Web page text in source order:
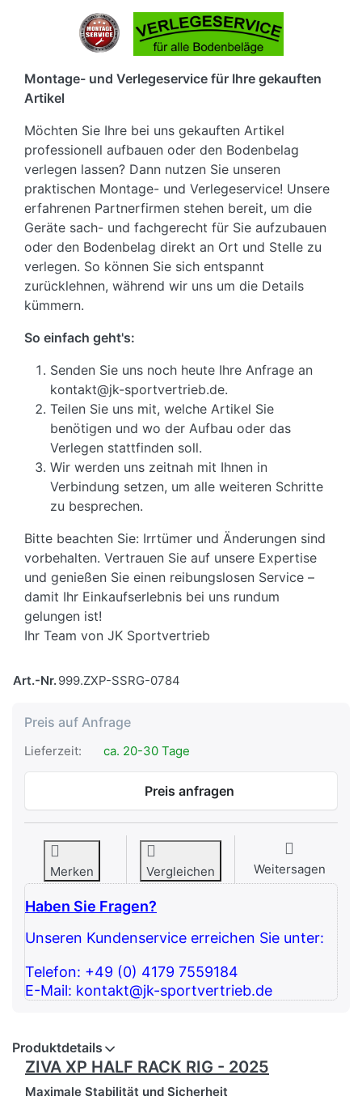
Montage- und Verlegeservice für Ihre gekauften
Artikel
Möchten Sie Ihre bei uns gekauften Artikel
professionell aufbauen oder den Bodenbelag
verlegen lassen? Dann nutzen Sie unseren
praktischen Montage- und Verlegeservice! Unsere
erfahrenen Partnerfirmen stehen bereit, um die
Geräte sach- und fachgerecht für Sie aufzubauen
oder den Bodenbelag direkt an Ort und Stelle zu
verlegen. So können Sie sich entspannt
zurücklehnen, während wir uns um die Details
kümmern.
So einfach geht's:
Senden Sie uns noch heute Ihre Anfrage an
kontakt@jk-sportvertrieb.de.
Teilen Sie uns mit, welche Artikel Sie
benötigen und wo der Aufbau oder das
Verlegen stattfinden soll.
Wir werden uns zeitnah mit Ihnen in
Verbindung setzen, um alle weiteren Schritte
zu besprechen.
Bitte beachten Sie: Irrtümer und Änderungen sind
vorbehalten. Vertrauen Sie auf unsere Expertise
und genießen Sie einen reibungslosen Service –
damit Ihr Einkaufserlebnis bei uns rundum
gelungen ist!
Ihr Team von JK Sportvertrieb
Art.-Nr.999.ZXP-SSRG-0784
Preis auf Anfrage
Lieferzeit: ca. 20-30 Tage
Preis anfragen
Merken Vergleichen Weitersagen
Haben Sie Fragen?
Unseren Kundenservice erreichen Sie unter:
Telefon: +49 (0) 4179 7559184
E-Mail: kontakt@jk-sportvertrieb.de
Produktdetails
ZIVA XP HALF RACK RIG - 2025
Maximale Stabilität und Sicherheit